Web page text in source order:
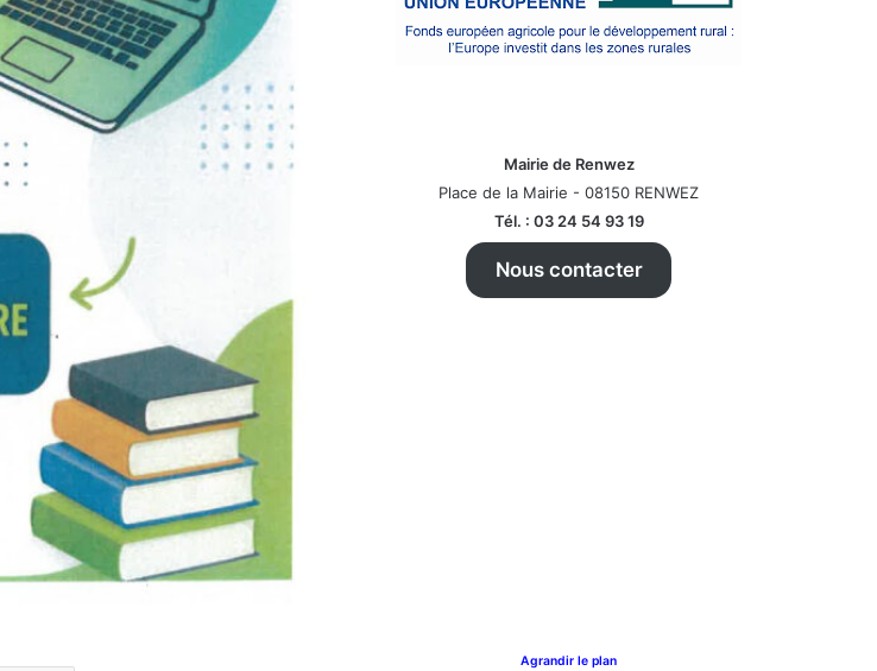
Mairie de Renwez
Place de la Mairie - 08150 RENWEZ
Tél. : 03 24 54 93 19
Nous contacter
Agrandir le plan